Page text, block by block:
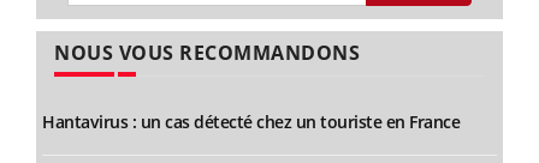
NOUS VOUS RECOMMANDONS
Hantavirus : un cas détecté chez un touriste en France